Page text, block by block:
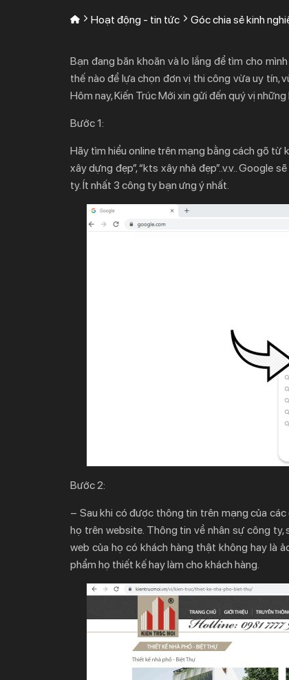
Hoạt động - tin tức Góc chia sẻ kinh
Bạn đang băn khoăn và lo lắng để tìm cho
thế nào để lựa chọn đơn vị thi công vừa uy tín,
Hôm nay, Kiến Trúc Mới xin gửi đến quý vị
Bước 1:
Hãy tìm hiểu online trên mạng bằng cách gõ từ
xây dựng đẹp”, “kts xây nhà đẹp”..v.v.. Google
ty. Ít nhất 3 công ty bạn ưng ý nhất.
Bước 2:
– Sau khi có được thông tin trên mạng của
họ trên website. Thông tin về nhân sự công ty,
web của họ có khách hàng thật không hay là
phẩm họ thiết kế hay làm cho khách hàng.